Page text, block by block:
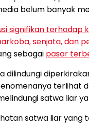
belum banyak
signifikan terhadap
senjata, dan
sebagai pasar
dilindungi
terlihat
satwa liar
satwa liar yang